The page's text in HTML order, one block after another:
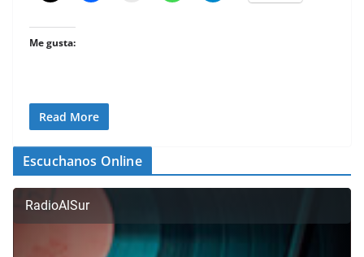
Me gusta:
Read More
Escuchanos Online